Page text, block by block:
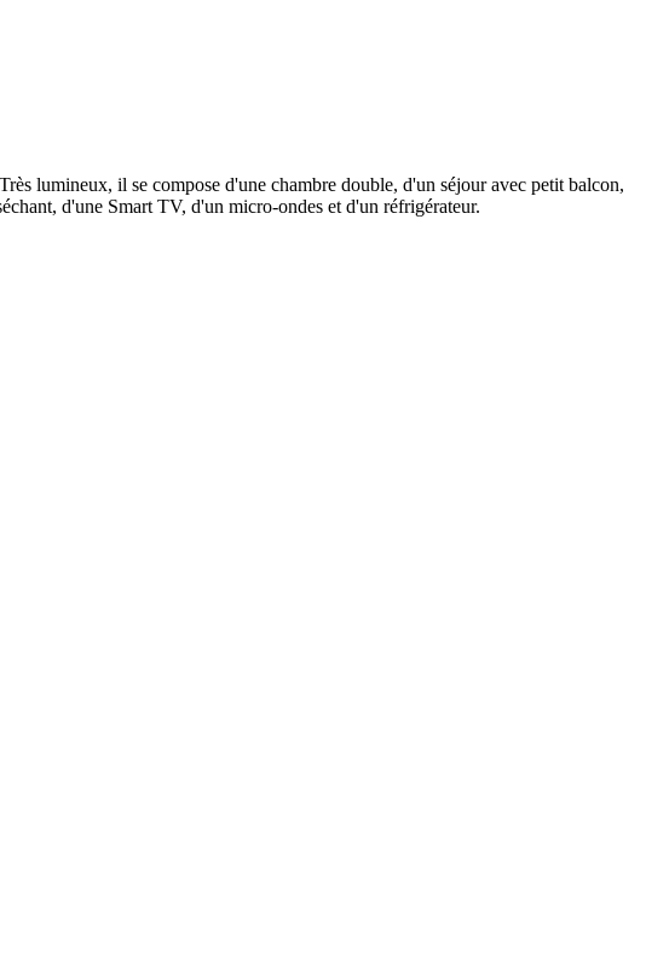
lumineux, il se compose d'une chambre double, d'un séjour avec petit balcon,
d'une Smart TV, d'un micro-ondes et d'un réfrigérateur.